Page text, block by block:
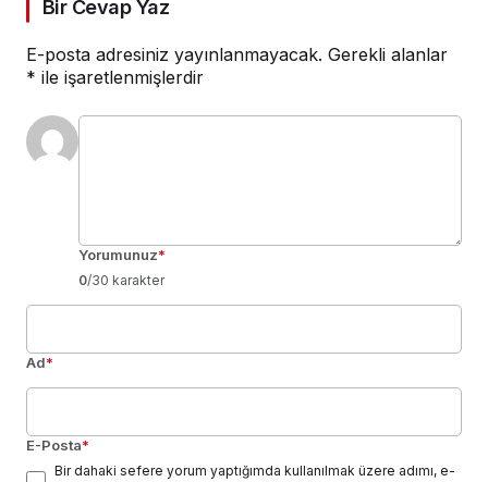
Bir Cevap Yaz
E-posta adresiniz yayınlanmayacak. Gerekli alanlar
* ile işaretlenmişlerdir
Yorumunuz*
0/30 karakter
Ad*
E-Posta*
Bir dahaki sefere yorum yaptığımda kullanılmak üzere adımı, e-